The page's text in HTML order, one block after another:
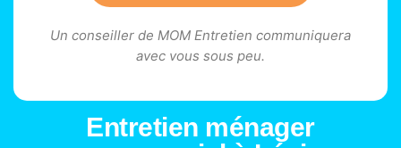
Entretien ménager
Un conseiller de MOM Entretien communiquera
avec vous sous peu.